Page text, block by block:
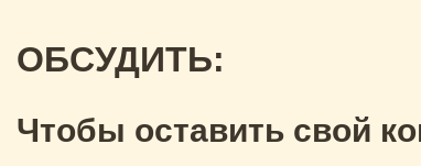
ОБСУДИТЬ:
Чтобы оставить свой